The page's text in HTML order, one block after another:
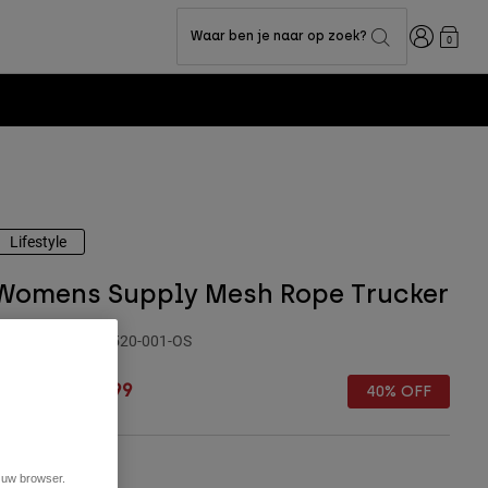
Waar ben je naar op zoek? Inloggen
0
Lifestyle
Supply Mesh Rope Trucker
38520-001-OS
Price reduced from
€ 20,99 40% OFF
browser.